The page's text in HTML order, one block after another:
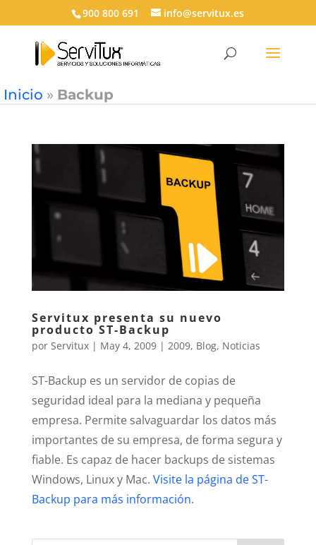
900 800 691 info@servitux.es
Inicio » Backup
Servitux presenta su nuevo
producto ST-Backup
por Servitux| May 4, 2009| 2009, Blog, Noticias
ST-Backup es un servidor de copias de
seguridad ideal para la mediana y pequeña
empresa. Permite salvaguardar los datos más
importantes de su empresa, de forma segura y
fiable. Es capaz de hacer backups de sistemas
Windows, Linux y Mac. Visite la página de ST-
Backup para más información.